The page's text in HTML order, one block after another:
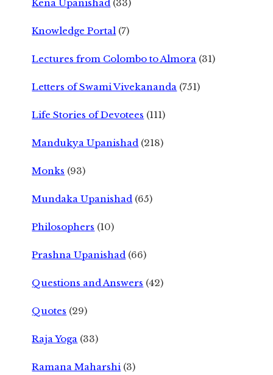
Kena Upanishad (33)
Knowledge Portal (7)
Lectures from Colombo to Almora (31)
Letters of Swami Vivekananda (751)
Life Stories of Devotees (111)
Mandukya Upanishad (218)
Monks (93)
Mundaka Upanishad (65)
Philosophers (10)
Prashna Upanishad (66)
Questions and Answers (42)
Quotes (29)
Raja Yoga (33)
Ramana Maharshi (3)